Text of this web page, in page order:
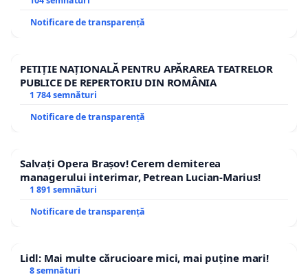
Notificare de transparență
PETIȚIE NAȚIONALĂ PENTRU APĂRAREA TEATRELOR
PUBLICE DE REPERTORIU DIN ROMÂNIA
1 784 semnături
Notificare de transparență
Salvați Opera Brașov! Cerem demiterea
managerului interimar, Petrean Lucian-Marius!
1 891 semnături
Notificare de transparență
Lidl: Mai multe cărucioare mici, mai puține mari!
8 semnături